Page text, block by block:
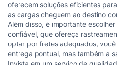
oferecem soluções eficientes
as cargas cheguem ao destino
Além disso, é importante
confiável, que ofereça
optar por fretes adequados, você
entrega pontual, mas também a
Invista em um serviço de